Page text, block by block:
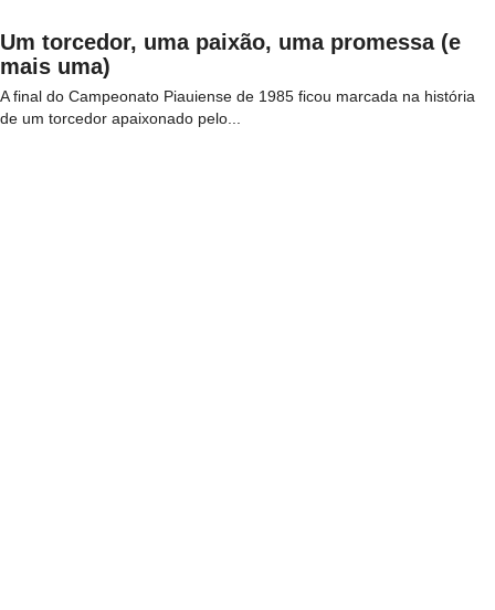
Um torcedor, uma paixão, uma promessa (e
mais uma)
A final do Campeonato Piauiense de 1985 ficou marcada na história
de um torcedor apaixonado pelo...